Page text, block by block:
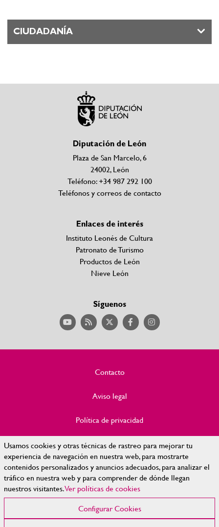
Usamos cookies y otras técnicas de rastreo para mejorar tu
experiencia de navegación en nuestra web, para mostrarte
contenidos personalizados y anuncios adecuados, para analizar el
tráfico en nuestra web y para comprender de dónde llegan
nuestros visitantes.Ver políticas de cookies
Configurar Cookies
CIUDADANÍA
Diputación de León
Plaza de San Marcelo, 6
24002, León
Teléfono: +34 987 292 100
Teléfonos y correos de contacto
Enlaces de interés
Instituto Leonés de Cultura
Patronato de Turismo
Productos de León
Nieve León
Síguenos
Contacto
Aviso legal
Política de privacidad
Política de Cookies
Accesibilidad
Mapa Web
Configurar cookies